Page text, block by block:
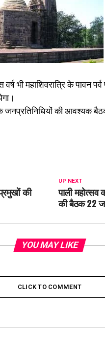
वर्ष भी महाशिवरात्रि के पावन
जनप्रतिनिधियों की आवश्यक
UP NEXT
पाली महोत्सव
की बैठक 22
की
YOU MAY LIKE
CLICK TO COMMENT